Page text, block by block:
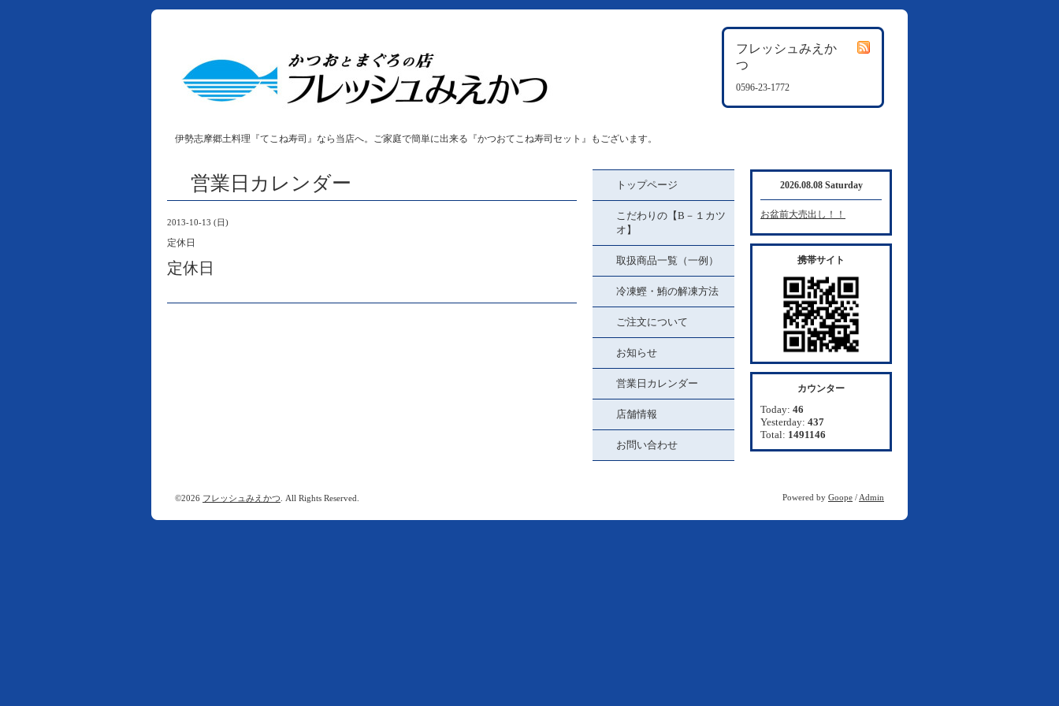
フレッシュみえか
つ
0596-23-1772
伊勢志摩郷土料理『てこね寿司』なら当店へ。ご家庭で簡単に出来る『かつおてこね寿司セット』もございます。
営業日カレンダー
2013-10-13 (日)
定休日
定休日
トップページ
こだわりの【B－１カツ
オ】
取扱商品一覧（一例）
冷凍鰹・鮪の解凍方法
ご注文について
お知らせ
営業日カレンダー
店舗情報
お問い合わせ
2026.08.08 Saturday
お盆前大売出し！！
携帯サイト
カウンター
Today: 46
Yesterday: 437
Total: 1491146
©2026 フレッシュみえかつ . All Rights Reserved. Powered by Goope / Admin